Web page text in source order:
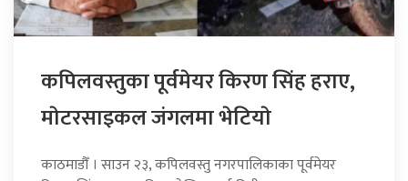
कपिलवस्तुका पूर्वमेयर किरण सिंह हराए,
माेटरसाइकल जंगलमा भेटियाे
काठमाडौँ । साउन २३, कपिलवस्तु नगरपालिकाका पूर्वमेयर